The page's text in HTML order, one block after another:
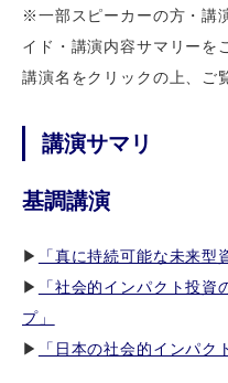
※一部スピーカーの方・講
イド・講演内容サマリーを
講演名をクリックの上、ご
講演サマリ
基調講演
▶
「真に持続可能な未来型
▶
「社会的インパクト投
プ」
▶
「日本の社会的インパク